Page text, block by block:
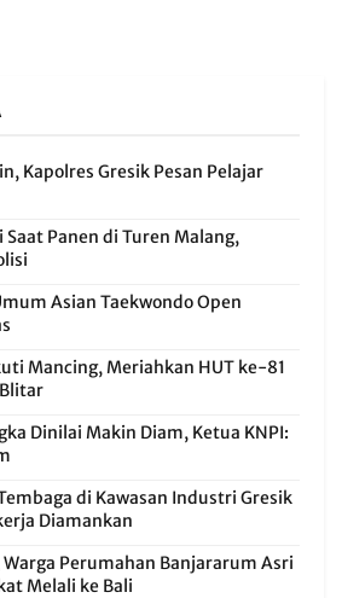
Kapolres Gresik Pesan Pelajar
Panen di Turen Malang,
Asian Taekwondo Open
Mancing, Meriahkan HUT ke-81
Dinilai Makin Diam, Ketua KNPI:
di Kawasan Industri Gresik
Diamankan
Perumahan Banjararum Asri
Melali ke Bali